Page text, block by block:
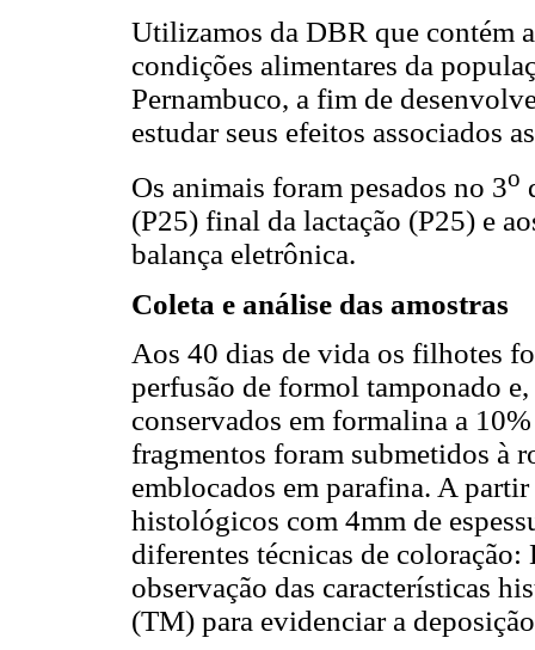
Utilizamos da DBR que contém
condições alimentares da
Pernambuco, a fim de
estudar seus efeitos associados
Os animais foram pesados no 3o
(P25) final da lactação (P25) e
balança eletrônica.
Coleta e análise das amostras
Aos 40 dias de vida os filhotes
perfusão de formol tamponado
conservados em formalina a
fragmentos foram submetidos à
emblocados em parafina. A
histológicos com 4mm de
diferentes técnicas de
observação das características
(TM) para evidenciar a